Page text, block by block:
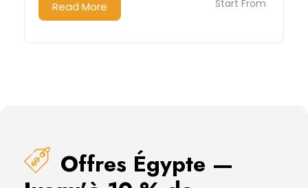
Start From
Read More
Offres Égypte —